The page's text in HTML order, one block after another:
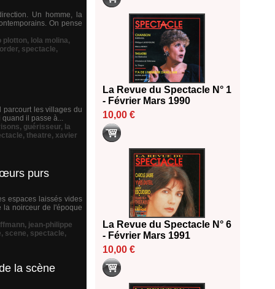
Un homme, la
On pense
plotton, lola molina,
, spectacle,
parcourt les villages du
quand il passe à...
, guérisseur, la
, theatre, xavier
purs
espaces laissés vides
la noirceur de l'époque
, jean-philippe
, scene, spectacle,
la scène
La Revue du Spectacle N° 1
- Février Mars 1990
10,00 €
La Revue du Spectacle N° 6
- Février Mars 1991
10,00 €